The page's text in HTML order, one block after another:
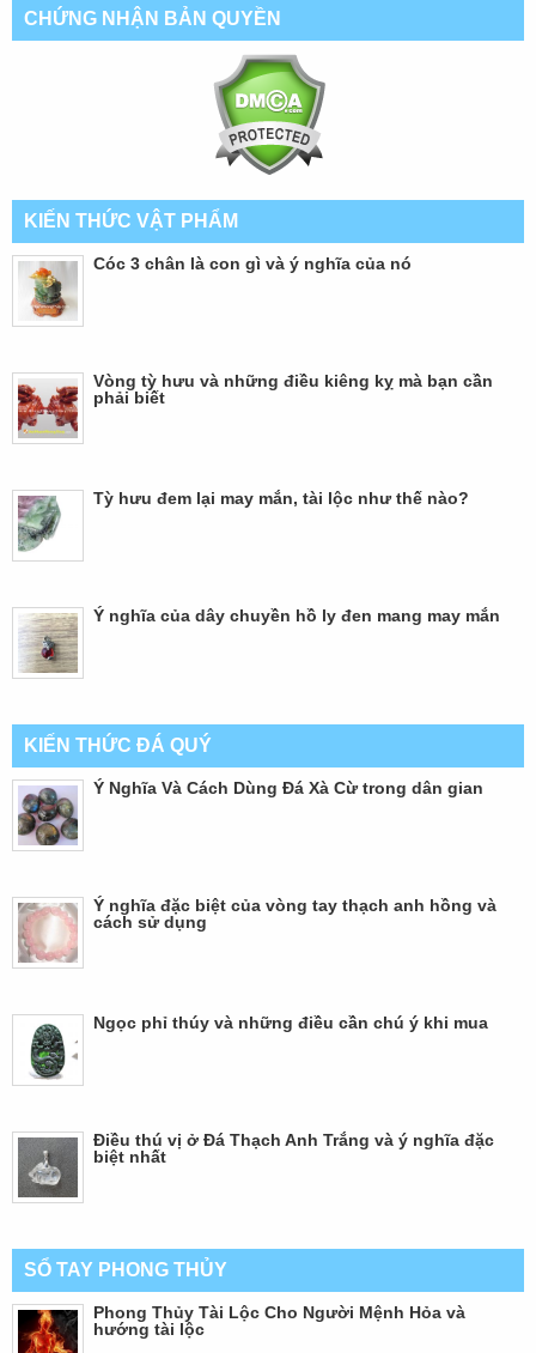
CHỨNG NHẬN BẢN QUYỀN
KIẾN THỨC VẬT PHẨM
Cóc 3 chân là con gì và ý nghĩa của nó
Vòng tỳ hưu và những điều kiêng kỵ mà bạn cần
phải biết
Tỳ hưu đem lại may mắn, tài lộc như thế nào?
Ý nghĩa của dây chuyền hồ ly đen mang may mắn
KIẾN THỨC ĐÁ QUÝ
Ý Nghĩa Và Cách Dùng Đá Xà Cừ trong dân gian
Ý nghĩa đặc biệt của vòng tay thạch anh hồng và
cách sử dụng
Ngọc phỉ thúy và những điều cần chú ý khi mua
Điều thú vị ở Đá Thạch Anh Trắng và ý nghĩa đặc
biệt nhất
SỔ TAY PHONG THỦY
Phong Thủy Tài Lộc Cho Người Mệnh Hỏa và
hướng tài lộc